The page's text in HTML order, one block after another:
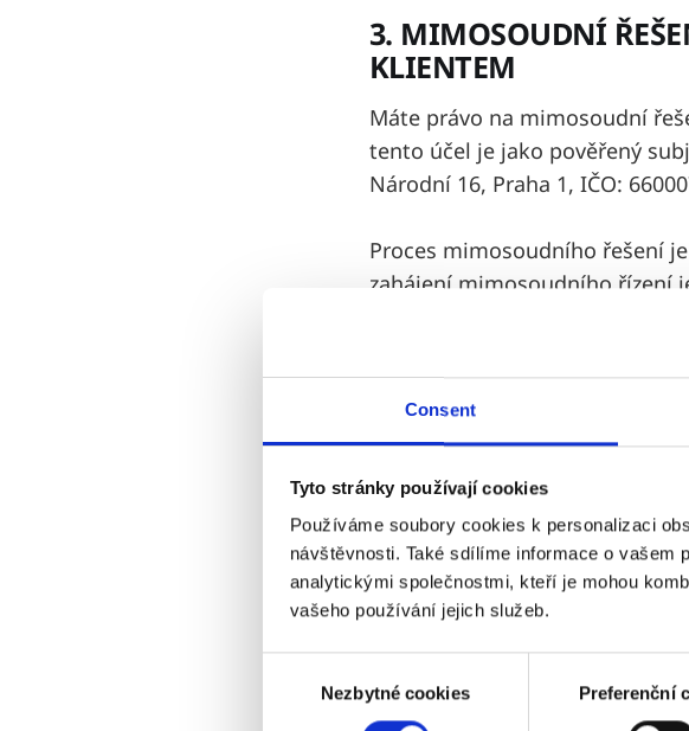
Consent
Tyto stránky používají cookies
Používáme soubory cookies k personalizaci
návštěvnosti. Také sdílíme informace o
analytickými společnostmi, kteří je mohou
vašeho používání jejich služeb.
SelectionNezbytné cookies Preferenční
3. MIMOSOUDNÍ
KLIENTEM
Máte právo na mimosoudní
tento účel je jako pověřený
Národní 16, Praha 1, IČO:
Proces mimosoudního řešení
zahájení mimosoudního řízení
4. MOŽNOSTI
Jak již bylo zmíněno, každý
úroveň ochrany podle zákona
pozdějších předpisů. Tento
vadného plnění stran
Pokud máte jako klient pocit,
obsahovaly nedostatky, máte
nezbytné, aby advokát na